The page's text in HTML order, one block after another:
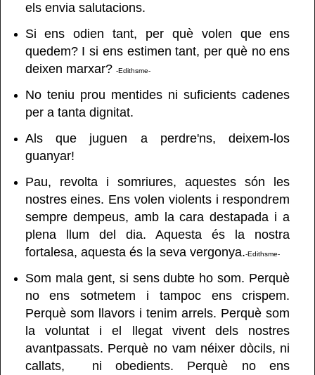
els envia salutacions.
Si ens odien tant, per què volen que ens
quedem? I si ens estimen tant, per què no ens
deixen marxar? -Edithsme-
No teniu prou mentides ni suficients cadenes
per a tanta dignitat.
Als que
juguen a perdre'ns, deixem-los
guanyar!
Pau, revolta i somriures, aquestes són les
nostres eines. Ens volen violents i respondrem
sempre dempeus, amb la cara destapada i a
plena llum del dia. Aquesta és la nostra
fortalesa, aquesta és la seva vergonya.-Edithsme-
Som mala gent, si sens dubte ho som. Perquè
no ens sotmetem i tampoc ens crispem.
Perquè som llavors i tenim arrels. Perquè som
la voluntat i el llegat vivent dels nostres
avantpassats. Perquè no vam néixer dòcils, ni
callats,
ni obedients. Perquè no ens